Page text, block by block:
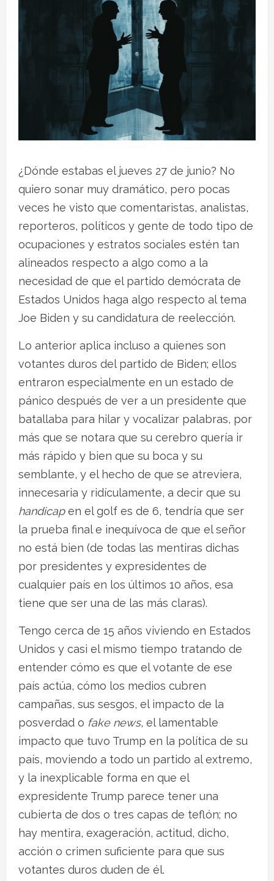
¿Dónde estabas el jueves 27 de junio? No
quiero sonar muy dramático, pero pocas
veces he visto que comentaristas, analistas,
reporteros, políticos y gente de todo tipo de
ocupaciones y estratos sociales estén tan
alineados respecto a algo como a la
necesidad de que el partido demócrata de
Estados Unidos haga algo respecto al tema
Joe Biden y su candidatura de reelección.
Lo anterior aplica incluso a quienes son
votantes duros del partido de Biden; ellos
entraron especialmente en un estado de
pánico después de ver a un presidente que
batallaba para hilar y vocalizar palabras, por
más que se notara que su cerebro quería ir
más rápido y bien que su boca y su
semblante, y el hecho de que se atreviera,
innecesaria y ridículamente, a decir que su
handicapen el golf es de 6, tendría que ser
la prueba final e inequívoca de que el señor
no está bien (de todas las mentiras dichas
por presidentes y expresidentes de
cualquier país en los últimos 10 años, esa
tiene que ser una de las más claras).
Tengo cerca de 15 años viviendo en Estados
Unidos y casi el mismo tiempo tratando de
entender cómo es que el votante de ese
país actúa, cómo los medios cubren
campañas, sus sesgos, el impacto de la
posverdad o fake news, el lamentable
impacto que tuvo Trump en la política de su
país, moviendo a todo un partido al extremo,
y la inexplicable forma en que el
expresidente Trump parece tener una
cubierta de dos o tres capas de teflón; no
hay mentira, exageración, actitud, dicho,
acción o crimen suficiente para que sus
votantes duros duden de él.